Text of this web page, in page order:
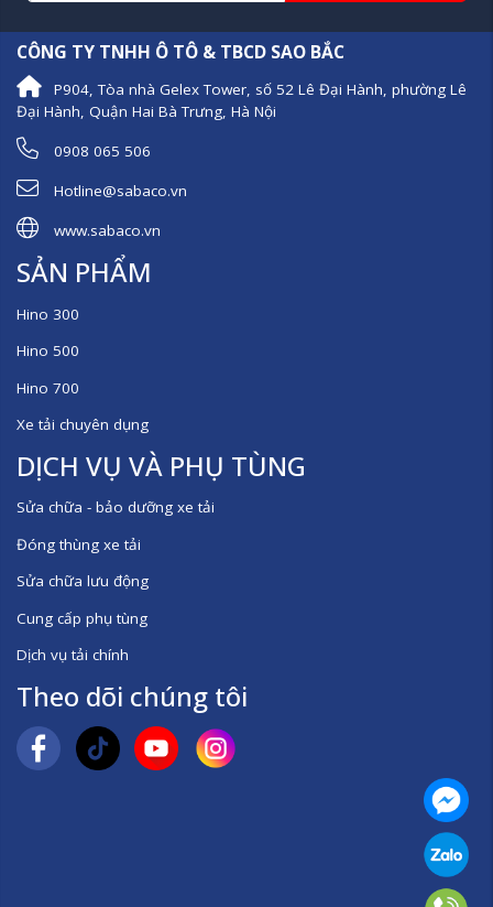
CÔNG TY TNHH Ô TÔ & TBCD SAO BẮC
P904, Tòa nhà Gelex Tower, số 52 Lê Đại Hành, phường Lê
Đại Hành, Quận Hai Bà Trưng, Hà Nội
0908 065 506
Hotline@sabaco.vn
www.sabaco.vn
SẢN PHẨM
Hino 300
Hino 500
Hino 700
Xe tải chuyên dụng
DỊCH VỤ VÀ PHỤ TÙNG
Sửa chữa - bảo dưỡng xe tải
Đóng thùng xe tải
Sửa chữa lưu động
Cung cấp phụ tùng
Dịch vụ tải chính
Theo dõi chúng tôi
Zalo